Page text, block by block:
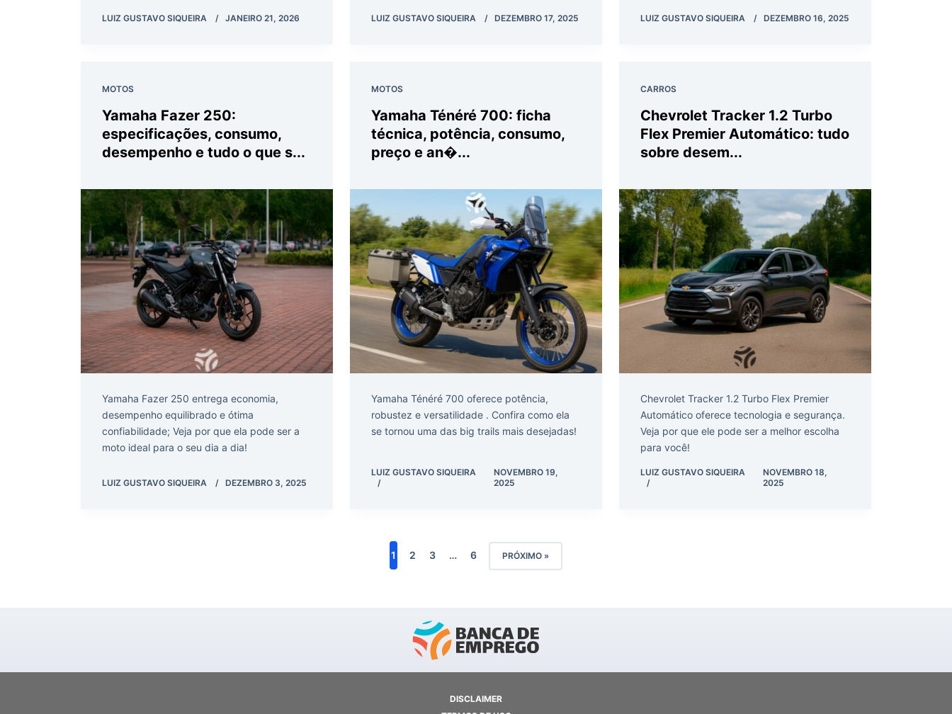
LUIZ GUSTAVO SIQUEIRA JANEIRO 21, 2026 LUIZ GUSTAVO SIQUEIRA DEZEMBRO 17, 2025 LUIZ GUSTAVO SIQUEIRA DEZEMBRO 16, 2025
MOTOS
Yamaha Fazer 250:
especificações, consumo,
desempenho e tudo o que s...
Yamaha Fazer 250 entrega economia,
desempenho equilibrado e ótima
confiabilidade; Veja por que ela pode ser a
moto ideal para o seu dia a dia!
LUIZ GUSTAVO SIQUEIRA DEZEMBRO 3, 2025
MOTOS
Yamaha Ténéré 700: ficha
técnica, potência, consumo,
preço e an�...
Yamaha Ténéré 700 oferece potência,
robustez e versatilidade . Confira como ela
se tornou uma das big trails mais desejadas!
LUIZ GUSTAVO SIQUEIRA
NOVEMBRO 19,
2025
CARROS
Chevrolet Tracker 1.2 Turbo
Flex Premier Automático: tudo
sobre desem...
Chevrolet Tracker 1.2 Turbo Flex Premier
Automático oferece tecnologia e segurança.
Veja por que ele pode ser a melhor escolha
para você!
LUIZ GUSTAVO SIQUEIRA
NOVEMBRO 18,
2025
1 2 3 … 6 PRÓXIMO »
DISCLAIMER